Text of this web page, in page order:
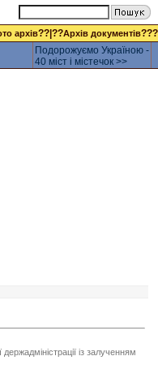
архів??|??Архів документів???
Подорожуємо Україною -
40 міст і містечок >>
із залученням